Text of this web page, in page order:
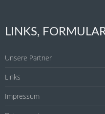
LINKS,
Unsere Partner
Links
Impressum